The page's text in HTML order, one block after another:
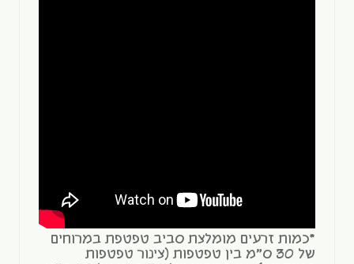
*כמות זרעים מומלצת סביב טפטפת במרוחים
של 30 ס"מ בין טפטפות (צינור טפטפות